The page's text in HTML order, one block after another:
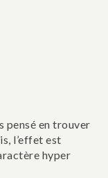
pensé en trouver
l’effet est
hyper